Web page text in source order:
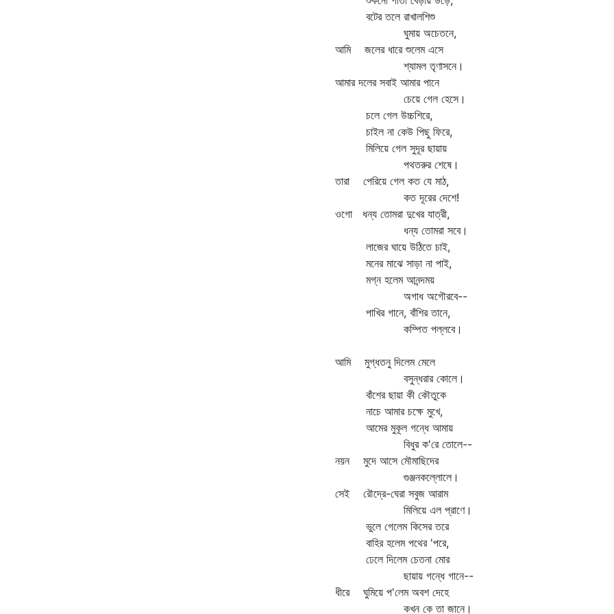
বটের তলে রাখালশিশু
ঘুমায় অচেতনে,
আমি জলের ধারে শুলেম এসে
শ্যামল তৃণাসনে।
আমার দলের সবাই আমার পানে
চেয়ে গেল হেসে।
চলে গেল উচ্চশিরে,
চাইল না কেউ পিছু ফিরে,
মিলিয়ে গেল সুদূর ছায়ায়
পথতরুর শেষে।
তারা পেরিয়ে গেল কত যে মাঠ,
কত দূরের দেশে!
ওগো ধন্য তোমরা দুখের যাত্রী,
ধন্য তোমরা সবে।
লাজের ঘায়ে উঠিতে চাই,
মনের মাঝে সাড়া না পাই,
মগ্ন হলেম আনন্দময়
অগাধ অগৌরবে--
পাখির গানে, বাঁশির তানে,
কম্পিত পল্লবে।
আমি মুগ্ধতনু দিলেম মেলে
বসুন্ধরার কোলে।
বাঁশের ছায়া কী কৌতুকে
নাচে আমার চক্ষে মুখে,
আমের মুকূল গন্ধে আমায়
বিধুর ক'রে তোলে--
নয়ন মুদে আসে মৌমাছিদের
গুঞ্জনকল্লোলে।
সেই রৌদ্রে-ঘেরা সবুজ আরাম
মিলিয়ে এল প্রাণে।
ভুলে গেলেম কিসের তরে
বাহির হলেম পথের 'পরে,
ঢেলে দিলেম চেতনা মোর
ছায়ায় গন্ধে গানে--
ধীরে ঘুমিয়ে প'লেম অবশ দেহে
কখন কে তা জানে।